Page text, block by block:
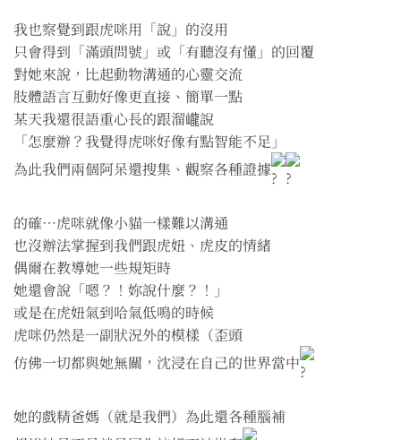
我也察覺到跟虎咪用「說」的沒用
只會得到「滿頭問號」或「有聽沒有懂」的回覆
對她來說，比起動物溝通的心靈交流
肢體語言互動好像更直接、簡單一點
某天我還很語重心長的跟溜巄說
「怎麼辦？我覺得虎咪好像有點智能不足」
為此我們兩個阿呆還搜集、觀察各種證據
的確⋯虎咪就像小貓一樣難以溝通
也沒辦法掌握到我們跟虎妞、虎皮的情緒
偶爾在教導她一些規矩時
她還會說「嗯？！妳說什麼？！」
或是在虎妞氣到哈氣低鳴的時候
虎咪仍然是一副狀況外的模樣（歪頭
仿佛一切都與她無關，沈浸在自己的世界當中
她的戲精爸媽（就是我們）為此還各種腦補